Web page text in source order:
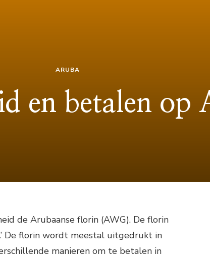
ARUBA
en betalen op
de Arubaanse florin (AWG). De florin
De florin wordt meestal uitgedrukt in
manieren om te betalen in